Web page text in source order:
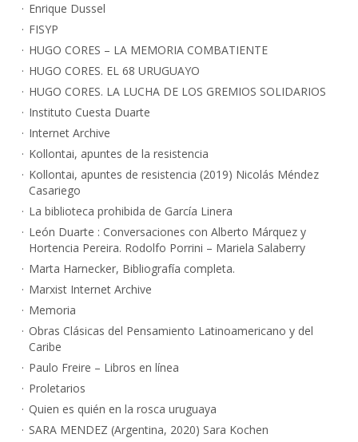
Enrique Dussel
FISYP
HUGO CORES – LA MEMORIA COMBATIENTE
HUGO CORES. EL 68 URUGUAYO
HUGO CORES. LA LUCHA DE LOS GREMIOS SOLIDARIOS
Instituto Cuesta Duarte
Internet Archive
Kollontai, apuntes de la resistencia
Kollontai, apuntes de resistencia (2019) Nicolás Méndez
Casariego
La biblioteca prohibida de García Linera
León Duarte : Conversaciones con Alberto Márquez y
Hortencia Pereira. Rodolfo Porrini – Mariela Salaberry
Marta Harnecker, Bibliografía completa.
Marxist Internet Archive
Memoria
Obras Clásicas del Pensamiento Latinoamericano y del
Caribe
Paulo Freire – Libros en línea
Proletarios
Quien es quién en la rosca uruguaya
SARA MENDEZ (Argentina, 2020) Sara Kochen